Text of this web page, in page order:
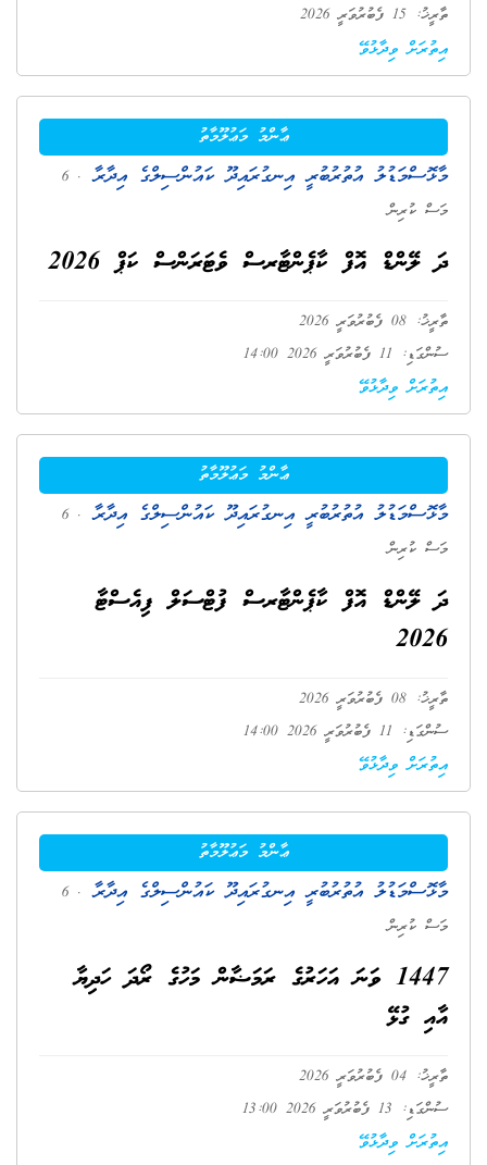
ތާރީޚު: 15 ފެބުރުވަރީ 2026
އިތުރަށް ވިދާޅުވޭ
ޢާންމު މަޢުލޫމާތު
މާޅޮސްމަޑުލު އުތުރުބުރީ އިނގުރައިދޫ ކައުންސިލްގެ އިދާރާ
. 6
މަސް ކުރިން
ދަ ލޭންޑް އޮފް ކާޕެންޓާރސް ވެޓަރަންސް ކަޕް 2026
ތާރީޚު: 08 ފެބުރުވަރީ 2026
ސުންގަޑި: 11 ފެބުރުވަރީ 2026 14:00
އިތުރަށް ވިދާޅުވޭ
ޢާންމު މަޢުލޫމާތު
މާޅޮސްމަޑުލު އުތުރުބުރީ އިނގުރައިދޫ ކައުންސިލްގެ އިދާރާ
. 6
މަސް ކުރިން
ދަ ލޭންޑް އޮފް ކާޕެންޓާރސް ފުޓްސަލް ފިއެސްޓާ
2026
ތާރީޚު: 08 ފެބުރުވަރީ 2026
ސުންގަޑި: 11 ފެބުރުވަރީ 2026 14:00
އިތުރަށް ވިދާޅުވޭ
ޢާންމު މަޢުލޫމާތު
މާޅޮސްމަޑުލު އުތުރުބުރީ އިނގުރައިދޫ ކައުންސިލްގެ އިދާރާ
. 6
މަސް ކުރިން
1447 ވަނަ އަހަރުގެ ރަމަޟާން މަހުގެ ރޯދަ ހަދިޔާ
އާއި ގުޅޭ
ތާރީޚު: 04 ފެބުރުވަރީ 2026
ސުންގަޑި: 13 ފެބުރުވަރީ 2026 13:00
އިތުރަށް ވިދާޅުވޭ